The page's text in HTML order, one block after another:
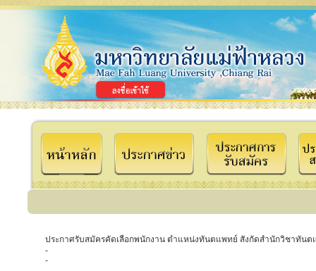
ประกาศรับสมัครคัดเลือกพนักงาน ตำแหน่งทันตแพทย์ สังกัดสำนักวิชาทันต
-
-